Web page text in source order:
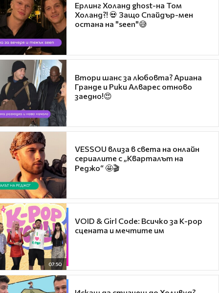
Ерлинг Холанд ghost-на Том
Холанд?! 💀 Защо Спайдър-мен
остана на "seen"😅
Втори шанс за любовта? Ариана
Гранде и Рики Алварес отново
заедно!😍
VESSOU влиза в света на онлайн
сериалите с „Кварталът на
Реджо“ 🤩🎬
07:50
VOID & Girl Code: Всичко за K-pop
сцената и мечтите им